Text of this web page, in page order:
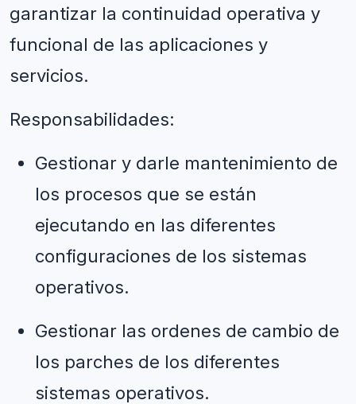
garantizar la continuidad operativa y
funcional de las aplicaciones y
servicios.
Responsabilidades:
Gestionar y darle mantenimiento de
los procesos que se están
ejecutando en las diferentes
configuraciones de los sistemas
operativos.
Gestionar las ordenes de cambio de
los parches de los diferentes
sistemas operativos.